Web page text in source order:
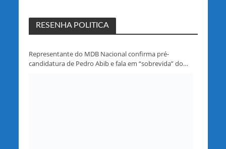
RESENHA POLITICA
Representante do MDB Nacional confirma pré-
candidatura de Pedro Abib e fala em “sobrevida” do